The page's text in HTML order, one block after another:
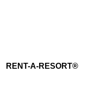
RENT-A-RESORT®